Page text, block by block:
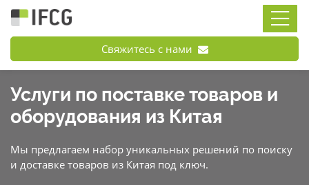
Свяжитесь с нами
Услуги по поставке товаров и
оборудования из Китая
Мы предлагаем набор уникальных решений по поиску
и доставке товаров из Китая под ключ.